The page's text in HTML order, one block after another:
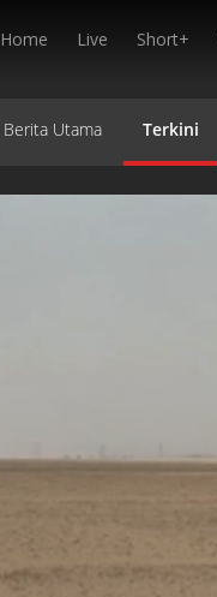
Home Live Short+
Berita Utama Terkini